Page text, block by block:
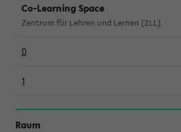
Co-Learning Space
Zentrum für Lehren und Lernen (ZLL)
0
1